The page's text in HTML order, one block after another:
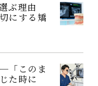
ぶ理由
にする矯
「このま
た時に